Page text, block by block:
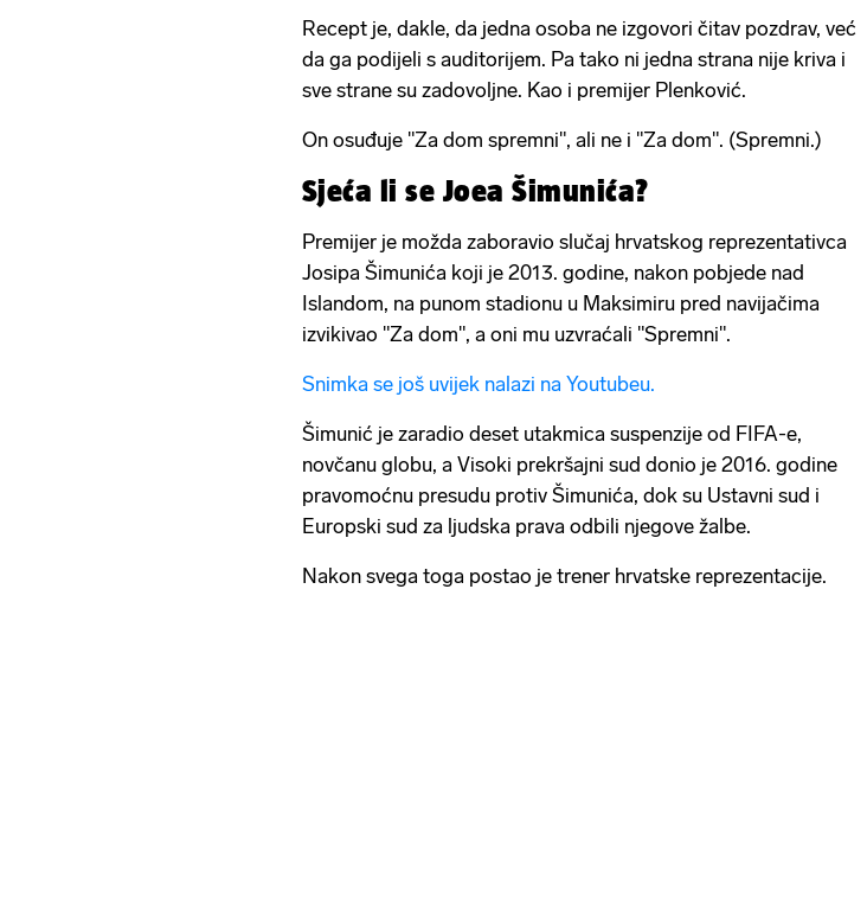
Recept je, dakle, da jedna osoba ne izgovori čitav pozdrav, već
da ga podijeli s auditorijem. Pa tako ni jedna strana nije kriva i
sve strane su zadovoljne. Kao i premijer Plenković.
On osuđuje "Za dom spremni", ali ne i "Za dom". (Spremni.)
Sjeća li se Joea Šimunića?
Premijer je možda zaboravio slučaj hrvatskog reprezentativca
Josipa Šimunića koji je 2013. godine, nakon pobjede nad
Islandom, na punom stadionu u Maksimiru pred navijačima
izvikivao "Za dom", a oni mu uzvraćali "Spremni".
Snimka se još uvijek nalazi na Youtubeu.
Šimunić je zaradio deset utakmica suspenzije od FIFA-e,
novčanu globu, a Visoki prekršajni sud donio je 2016. godine
pravomoćnu presudu protiv Šimunića, dok su Ustavni sud i
Europski sud za ljudska prava odbili njegove žalbe.
Nakon svega toga postao je trener hrvatske reprezentacije.